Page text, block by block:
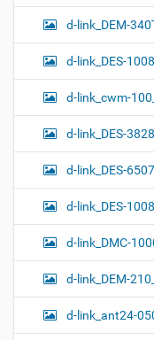
d-link_DEM-
d-link_DES-
d-link_cwm-
d-link_DES-
d-link_DES-
d-link_DES-
d-link_DMC-
d-link_DEM-
d-link_ant24-